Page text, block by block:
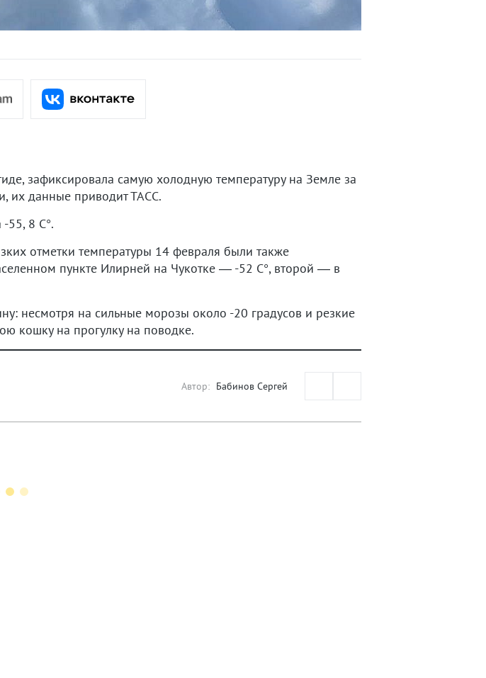
зафиксировала самую холодную температуру на Земле за
их данные приводит ТАСС.
55, 8 C°.
отметки температуры 14 февраля были также
пункте Илирней на Чукотке — -52 C°, второй — в
несмотря на сильные морозы около -20 градусов и резкие
кошку на прогулку на поводке.
Автор: Бабинов Сергей